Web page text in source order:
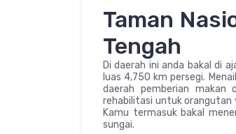
Taman
Tengah
Di daerah ini anda bakal di
luas 4,750 km persegi.
daerah pemberian makan
rehabilitasi untuk orangutan
Kamu termasuk bakal
sungai.